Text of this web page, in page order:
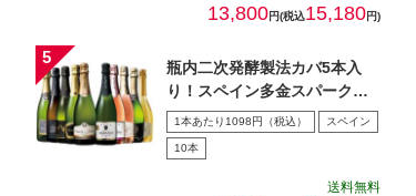
13,800円(税込15,180円)
瓶内二次発酵製法カバ5本入
り！スペイン多金スパークリ
ング10本セット
1本あたり1098円（税込） スペイン
10本
送料無料